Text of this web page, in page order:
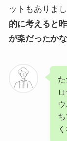
ットもありま
的に考えると
が楽だったか